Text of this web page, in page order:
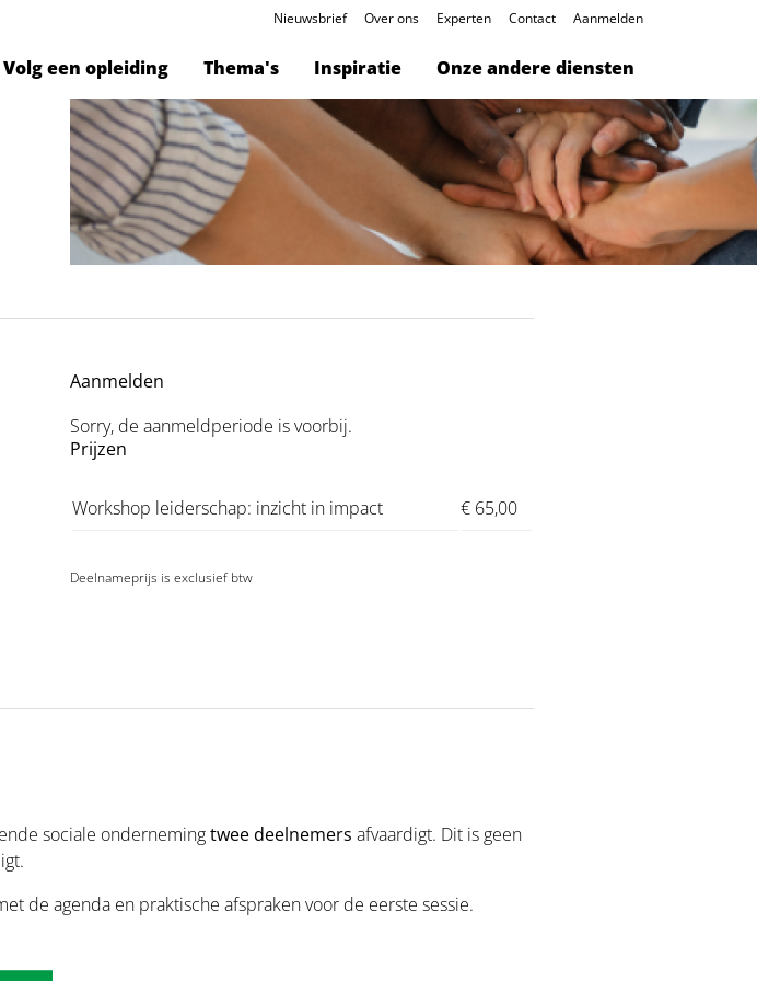
Volg een opleiding Thema's Inspiratie Onze andere diensten
Nieuwsbrief Over ons Experten Contact Aanmelden
Aanmelden
Sorry, de aanmeldperiode is voorbij.
Prijzen
Workshop leiderschap: inzicht in impact € 65,00
Deelnameprijs is exclusief btw
sociale ondernemingtwee deelnemers afvaardigt. Dit is geen
de agenda en praktische afspraken voor de eerste sessie.